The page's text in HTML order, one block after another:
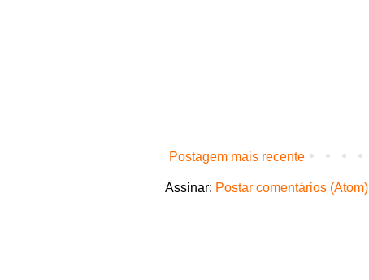
Postagem mais recente
Assinar: Postar comentários (Atom)